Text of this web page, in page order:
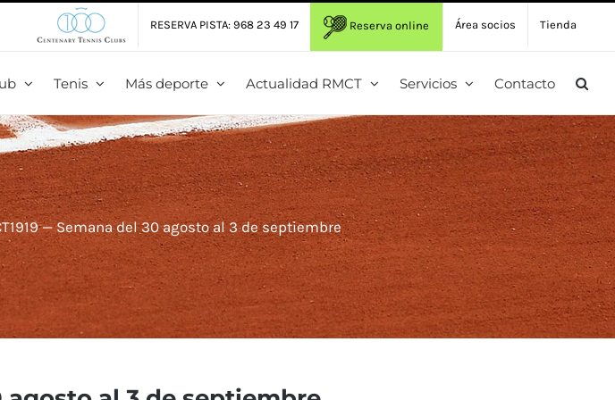
RESERVA PISTA: 968 23 49 17 Reserva online Área socios Tienda
Tenis Más deporte Actualidad RMCT Servicios Contacto
— Semana del 30 agosto al 3 de septiembre